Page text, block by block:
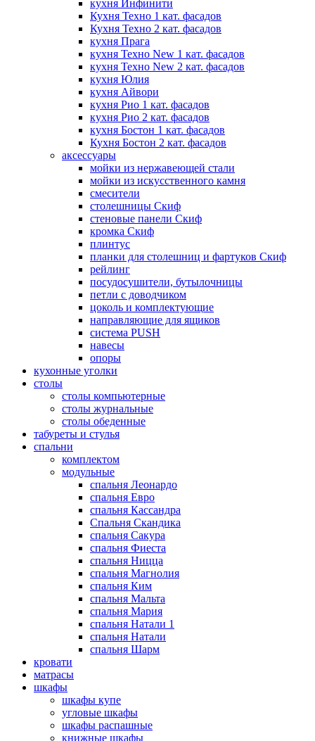
кухня Инфинити
Кухня Техно 1 кат. фасадов
Кухня Техно 2 кат. фасадов
кухня Прага
кухня Техно New 1 кат. фасадов
кухня Техно New 2 кат. фасадов
кухня Юлия
кухня Айвори
кухня Рио 1 кат. фасадов
кухня Рио 2 кат. фасадов
кухня Бостон 1 кат. фасадов
Кухня Бостон 2 кат. фасадов
аксессуары
мойки из нержавеющей стали
мойки из искусственного камня
смесители
столешницы Скиф
стеновые панели Скиф
кромка Скиф
плинтус
планки для столешниц и фартуков Скиф
рейлинг
посудосушители, бутылочницы
петли с доводчиком
цоколь и комплектующие
направляющие для ящиков
система PUSH
навесы
опоры
кухонные уголки
столы
столы компьютерные
столы журнальные
столы обеденные
табуреты и стулья
спальни
комплектом
модульные
спальня Леонардо
спальня Евро
спальня Кассандра
Спальня Скандика
спальня Сакура
спальня Фиеста
спальня Ницца
спальня Магнолия
спальня Ким
спальня Мальта
спальня Мария
спальня Натали 1
спальня Натали
спальня Шарм
кровати
матрасы
шкафы
шкафы купе
угловые шкафы
шкафы распашные
книжные шкафы